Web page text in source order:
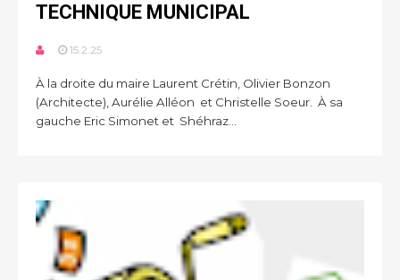
TECHNIQUE MUNICIPAL
15.2.25
À la droite du maire Laurent Crétin, Olivier Bonzon
(Architecte), Aurélie Alléon et Christelle Soeur. À sa
gauche Eric Simonet et Shéhraz...